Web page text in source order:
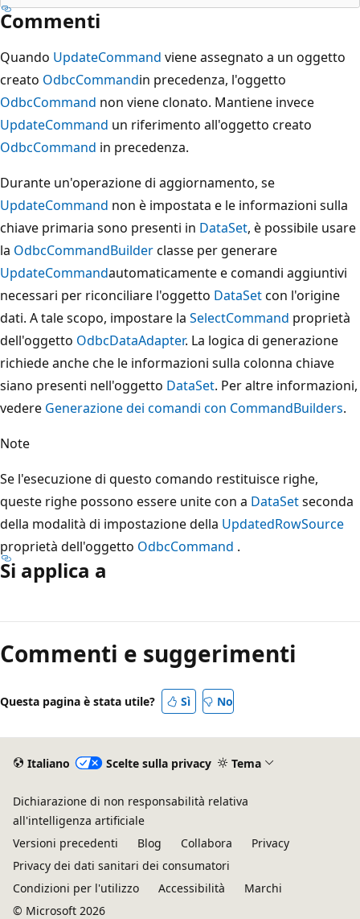
Commenti
Quando UpdateCommand viene assegnato a un oggetto
creato OdbcCommandin precedenza, l'oggetto
OdbcCommand non viene clonato. Mantiene invece
UpdateCommand un riferimento all'oggetto creato
OdbcCommand in precedenza.
Durante un'operazione di aggiornamento, se
UpdateCommand non è impostata e le informazioni sulla
chiave primaria sono presenti in DataSet, è possibile usare
la OdbcCommandBuilderclasse per generare
UpdateCommandautomaticamente e comandi aggiuntivi
necessari per riconciliare l'oggetto DataSetcon l'origine
dati. A tale scopo, impostare la SelectCommand proprietà
dell'oggetto OdbcDataAdapter. La logica di generazione
richiede anche che le informazioni sulla colonna chiave
siano presenti nell'oggetto DataSet. Per altre informazioni,
vedere Generazione dei comandi con CommandBuilders.
Note
Se l'esecuzione di questo comando restituisce righe,
queste righe possono essere unite con a DataSetseconda
della modalità di impostazione della UpdatedRowSource
proprietà dell'oggetto OdbcCommand .
Si applica a
di
lettura
Commenti e suggerimenti
Questa pagina è stata utile? Sì No
Italiano Scelte sulla privacy Tema
Dichiarazione di non responsabilità relativa
all'intelligenza artificiale
Versioni precedenti
Blog Collabora
Privacy
Privacy dei dati sanitari dei consumatori
Condizioni per l'utilizzo
Accessibilità
Marchi
© Microsoft 2026